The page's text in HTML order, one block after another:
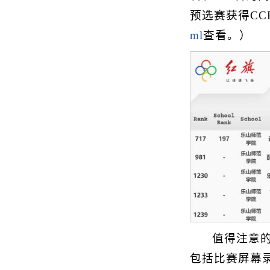
预选赛获得
ml查看。）
值得注意
包括比赛屏幕